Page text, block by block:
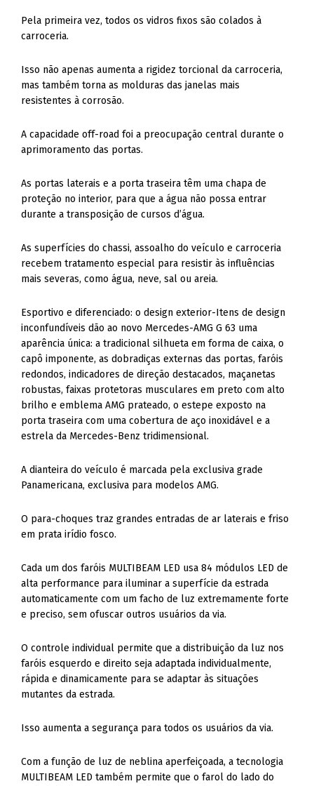
Pela primeira vez, todos os vidros fixos são colados à
carroceria.
Isso não apenas aumenta a rigidez torcional da carroceria,
mas também torna as molduras das janelas mais
resistentes à corrosão.
A capacidade off-road foi a preocupação central durante o
aprimoramento das portas.
As portas laterais e a porta traseira têm uma chapa de
proteção no interior, para que a água não possa entrar
durante a transposição de cursos d’água.
As superfícies do chassi, assoalho do veículo e carroceria
recebem tratamento especial para resistir às influências
mais severas, como água, neve, sal ou areia.
Esportivo e diferenciado: o design exterior-Itens de design
inconfundíveis dão ao novo Mercedes-AMG G 63 uma
aparência única: a tradicional silhueta em forma de caixa, o
capô imponente, as dobradiças externas das portas, faróis
redondos, indicadores de direção destacados, maçanetas
robustas, faixas protetoras musculares em preto com alto
brilho e emblema AMG prateado, o estepe exposto na
porta traseira com uma cobertura de aço inoxidável e a
estrela da Mercedes-Benz tridimensional.
A dianteira do veículo é marcada pela exclusiva grade
Panamericana, exclusiva para modelos AMG.
O para-choques traz grandes entradas de ar laterais e friso
em prata irídio fosco.
Cada um dos faróis MULTIBEAM LED usa 84 módulos LED de
alta performance para iluminar a superfície da estrada
automaticamente com um facho de luz extremamente forte
e preciso, sem ofuscar outros usuários da via.
O controle individual permite que a distribuição da luz nos
faróis esquerdo e direito seja adaptada individualmente,
rápida e dinamicamente para se adaptar às situações
mutantes da estrada.
Isso aumenta a segurança para todos os usuários da via.
Com a função de luz de neblina aperfeiçoada, a tecnologia
MULTIBEAM LED também permite que o farol do lado do